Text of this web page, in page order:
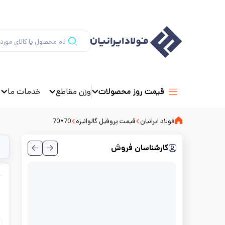
قیمت روز محصولات وزن مقاطع خدمات ما
فولاد ایرانیان قیمت پروفیل گالوانیزه 70*70
کارشناسان فروش